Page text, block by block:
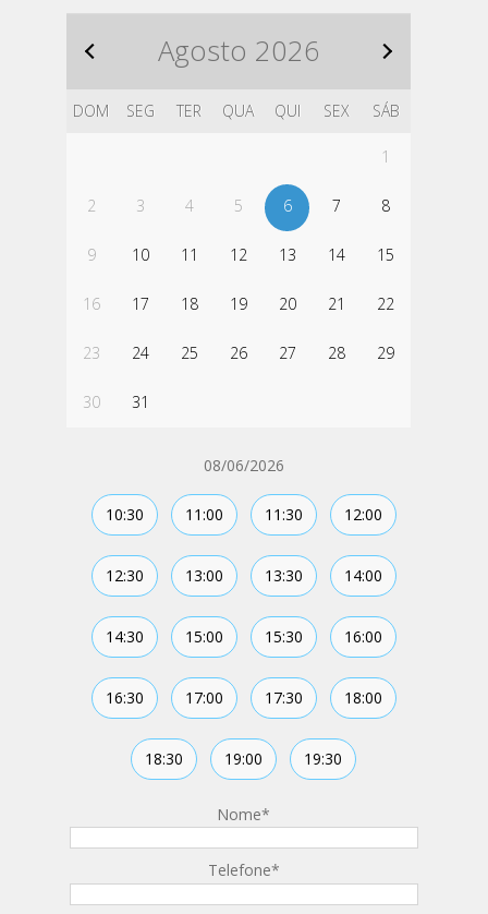
Agosto 2026
DOM SEG TER QUA QUI SEX SÁB
1
2 3 4 5 6 7 8
9 10 11 12 13 14 15
16 17 18 19 20 21 22
23 24 25 26 27 28 29
30 31
08/06/2026
10:30 11:00 11:30 12:00
12:30 13:00 13:30 14:00
14:30 15:00 15:30 16:00
16:30 17:00 17:30 18:00
18:30 19:00 19:30
Nome*
Telefone*